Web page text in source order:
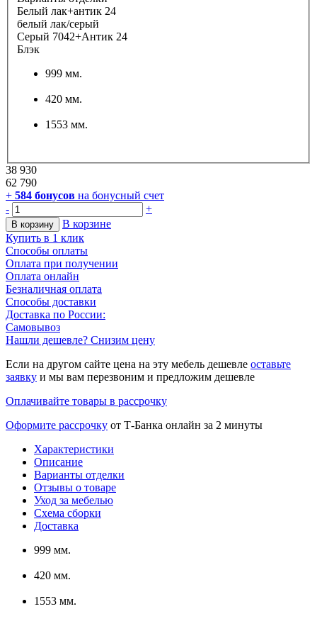
Белый лак+антик 24
белый лак/серый
Серый 7042+Антик 24
Блэк
999 мм.
420 мм.
1553 мм.
38 930
62 790
+ 584 бонусов на бонусный счет
-
+
В корзину
В корзине
Купить в 1 клик
Способы оплаты
Оплата при получении
Оплата онлайн
Безналичная оплата
Способы доставки
Доставка по России:
Самовывоз
Нашли дешевле? Снизим цену
Если на другом сайте цена на эту мебель дешевле оставьте
заявку и мы вам перезвоним и предложим дешевле
Оплачивайте товары в рассрочку
Оформите рассрочку от Т-Банка онлайн за 2 минуты
Характеристики
Описание
Варианты отделки
Отзывы о товаре
Уход за мебелью
Схема сборки
Доставка
999 мм.
420 мм.
1553 мм.